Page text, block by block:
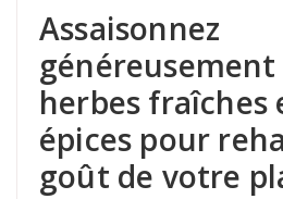
Assaisonnez
généreusement
herbes fraîches
épices pour
goût de votre